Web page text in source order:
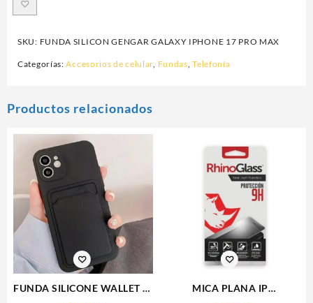
SKU: FUNDA SILICON GENGAR GALAXY IPHONE 17 PRO MAX
Categorías:Accesorios de celular, Fundas,Telefonía
Productos relacionados
FUNDA SILICONE WALLET IP
MICA PLANA IP